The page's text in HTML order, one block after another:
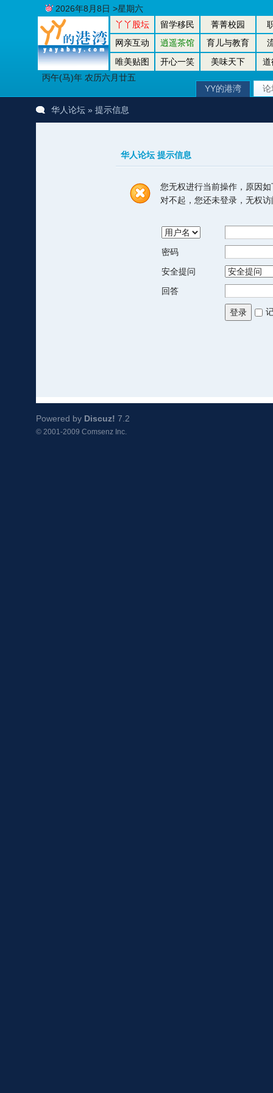
丫丫股坛 留学移民 菁菁校园
网亲互动
逍遥茶馆 育儿与教育
唯美贴图
开心一笑 美味天下
道
丙午(马)年 农历六月廿五
2026年8月8日 >星期六
YY的港湾 论
华人论坛» 提示信息
华人论坛 提示信息
您无权进行当前操作，原因如
对不起，您还未登录，无权
密码
安全提问
回答
登录
Powered by Discuz! 7.2
© 2001-2009 Comsenz Inc.